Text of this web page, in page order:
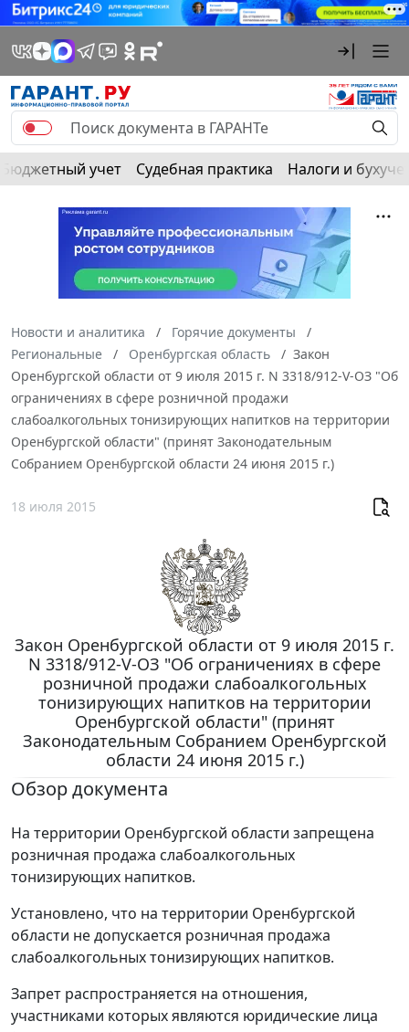
Бюджетный учет Судебная практика Налоги и
Новости и аналитика
Горячие документы
Региональные
Оренбургская область
Закон
Оренбургской области от 9 июля 2015 г. N 3318/912-V-ОЗ "Об
ограничениях в сфере розничной продажи
слабоалкогольных тонизирующих напитков на территории
Оренбургской области" (принят Законодательным
Собранием Оренбургской области 24 июня 2015 г.)
18 июля 2015
Закон Оренбургской области от 9 июля 2015 г.
N 3318/912-V-ОЗ "Об ограничениях в сфере
розничной продажи слабоалкогольных
тонизирующих напитков на территории
Оренбургской области" (принят
Законодательным Собранием Оренбургской
области 24 июня 2015 г.)
Обзор документа
На территории Оренбургской области запрещена
розничная продажа слабоалкогольных
тонизирующих напитков.
Установлено, что на территории Оренбургской
области не допускается розничная продажа
слабоалкогольных тонизирующих напитков.
Запрет распространяется на отношения,
участниками которых являются юридические лица